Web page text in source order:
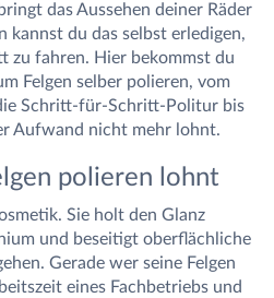
das Aussehen deiner Räder
kannst du das selbst erledigen,
zu fahren. Hier bekommst du
Felgen selber polieren, vom
Schritt-für-Schritt-Politur bis
Aufwand nicht mehr lohnt.
polieren lohnt
Sie holt den Glanz
und beseitigt oberflächliche
Gerade wer seine Felgen
eines Fachbetriebs und